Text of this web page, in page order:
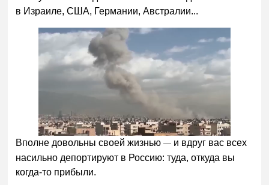
в Израиле, США, Германии, Австралии...
Вполне довольны своей жизнью— и вдруг вас всех
насильно депортируют в Россию: туда, откуда вы
когда-то прибыли.